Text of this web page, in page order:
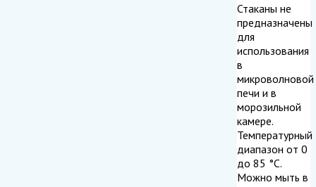
Стаканы не
предназначены
для
использования
в
микроволновой
печи и в
морозильной
камере.
Температурный
диапазон от 0
до 85 °С.
Можно мыть в